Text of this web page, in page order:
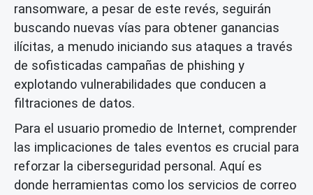
ransomware, a pesar de este revés, seguirán
buscando nuevas vías para obtener ganancias
ilícitas, a menudo iniciando sus ataques a través
de sofisticadas campañas de phishing y
explotando vulnerabilidades que conducen a
filtraciones de datos.
Para el usuario promedio de Internet, comprender
las implicaciones de tales eventos es crucial para
reforzar la ciberseguridad personal. Aquí es
donde herramientas como los servicios de correo